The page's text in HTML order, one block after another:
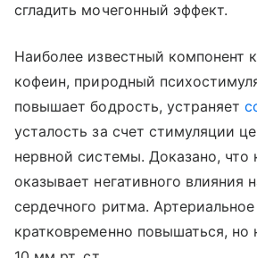
сгладить мочегонный эффект.
Наиболее известный компонент
кофеин, природный
повышает бодрость, устраняет
усталость за счет стимуляции
нервной системы. Доказано, что
оказывает негативного влияния
сердечного ритма.
кратковременно повышаться, но